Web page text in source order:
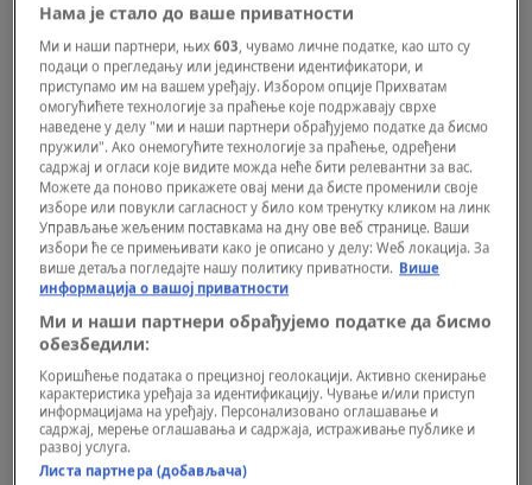
ritam lokalne bossa nove.
Nine Perfect Strangers
Foto: Supplied by LMK / IPA / IPA / Profimedia
Нама је стало до ваше приватности
Ми и наши партнери, њих603, чувамо личне податке, као што су
подаци о прегледању или јединствени идентификатори, и
приступамо им на вашем уређају. Избором опције Прихватам
омогућићете технологије за праћење које подржавају сврхе
наведене у делу "ми и наши партнери обрађујемо податке да бисмо
пружили". Ако онемогућите технологије за праћење, одређени
садржај и огласи које видите можда неће бити релевантни за вас.
Можете да поново прикажете овај мени да бисте променили своје
изборе или повукли сагласност у било ком тренутку кликом на линк
Управљање жељеним поставкама на дну ове веб странице. Ваши
избори ће се примењивати како је описано у делу: Wеб локација. За
више детаља погледајте нашу политику приватности. Више
информација о вашој приватности
Ми и наши партнери обрађујемо податке да бисмо
обезбедили:
Коришћење података о прецизној геолокацији. Активно скенирање
карактеристика уређаја за идентификацију. Чување и/или приступ
информацијама на уређају. Персонализовано оглашавање и
садржај, мерење оглашавања и садржаја, истраживање публике и
развој услуга.
Листа партнера (добављача)